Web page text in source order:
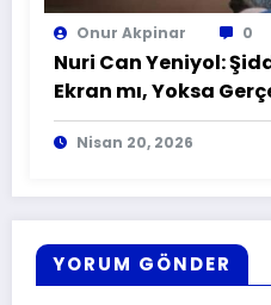
Onur Akpinar 0
Nuri Can Yeniyol:
Ekran mı, Yoksa
mi?
Nisan 20, 2026
YORUM GÖNDER